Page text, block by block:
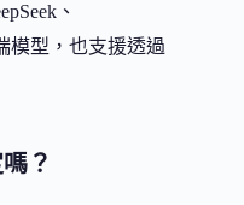
、
模型，也支援透過
？